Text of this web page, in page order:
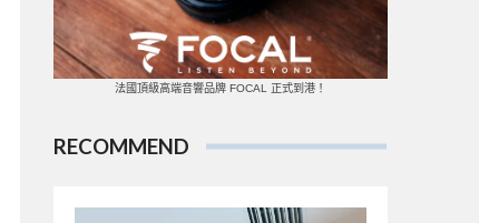
法國頂級高端音響品牌 FOCAL 正式到港！
RECOMMEND